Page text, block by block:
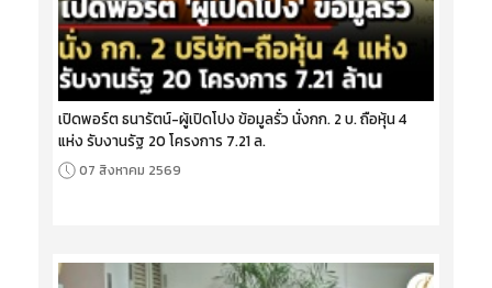
เปิดพอร์ต ธนารัตน์-ผู้เปิดโปง ข้อมูลรั่ว นั่งกก. 2 บ. ถือหุ้น 4
แห่ง รับงานรัฐ 20 โครงการ 7.21 ล.
07 สิงหาคม 2569